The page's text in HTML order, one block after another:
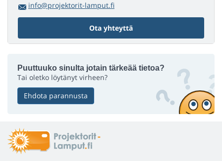
info@projektorit-lamput.fi
Ota yhteyttä
Puuttuuko sinulta jotain tärkeää tietoa?
Tai oletko löytänyt virheen?
Ehdota parannusta